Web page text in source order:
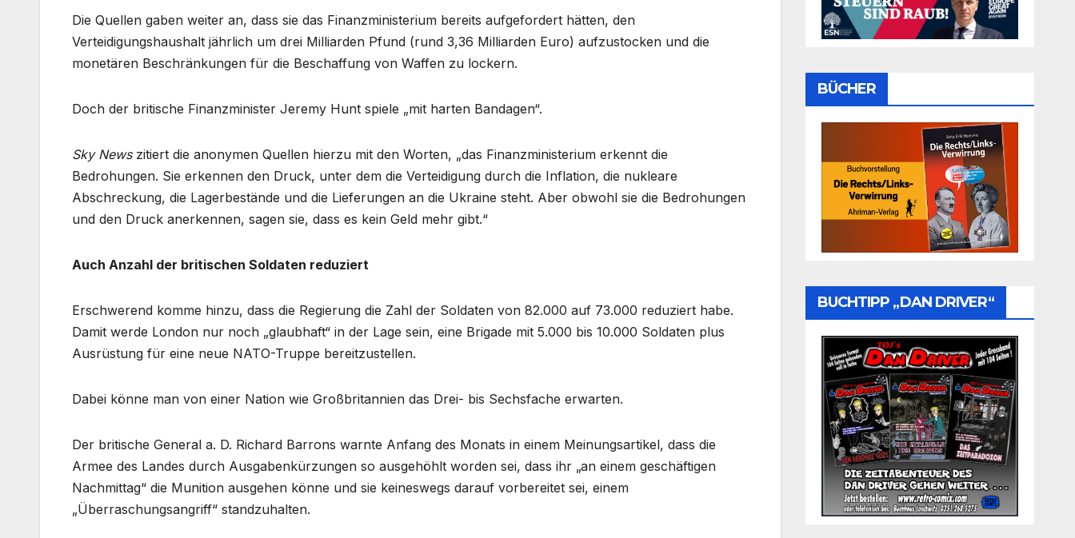
Die Quellen gaben weiter an, dass sie das Finanzministerium bereits aufgefordert hätten, den
Verteidigungshaushalt jährlich um drei Milliarden Pfund (rund 3,36 Milliarden Euro) aufzustocken und die
monetären Beschränkungen für die Beschaffung von Waffen zu lockern.
Doch der britische Finanzminister Jeremy Hunt spiele „mit harten Bandagen“.
Sky Newszitiert die anonymen Quellen hierzu mit den Worten, „das Finanzministerium erkennt die
Bedrohungen. Sie erkennen den Druck, unter dem die Verteidigung durch die Inflation, die nukleare
Abschreckung, die Lagerbestände und die Lieferungen an die Ukraine steht. Aber obwohl sie die Bedrohungen
und den Druck anerkennen, sagen sie, dass es kein Geld mehr gibt.“
Auch Anzahl der britischen Soldaten reduziert
Erschwerend komme hinzu, dass die Regierung die Zahl der Soldaten von 82.000 auf 73.000 reduziert habe.
Damit werde London nur noch „glaubhaft“ in der Lage sein, eine Brigade mit 5.000 bis 10.000 Soldaten plus
Ausrüstung für eine neue NATO-Truppe bereitzustellen.
Dabei könne man von einer Nation wie Großbritannien das Drei- bis Sechsfache erwarten.
Der britische General a. D. Richard Barrons warnte Anfang des Monats in einem Meinungsartikel, dass die
Armee des Landes durch Ausgabenkürzungen so ausgehöhlt worden sei, dass ihr „an einem geschäftigen
Nachmittag“ die Munition ausgehen könne und sie keineswegs darauf vorbereitet sei, einem
„Überraschungsangriff“ standzuhalten.
BÜCHER
BUCHTIPP „DAN DRIVER“